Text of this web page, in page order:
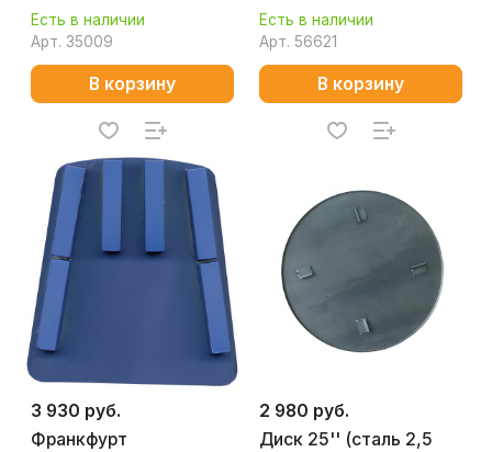
P3000 (гранит)
Premium Splitstone
Есть в наличии
Арт. 35009
В корзину
(бетон) Splitstone
71967
Есть в наличии
Арт. 56621
В корзину
3 930 руб.
Франкфурт
2 980 руб.
Диск 25'' (сталь 2,5